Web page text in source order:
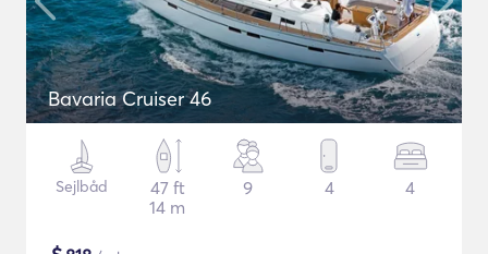
Bavaria Cruiser 46
Sejlbåd
47 ft
14 m
9 4 4